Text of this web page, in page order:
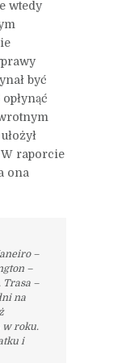
wtedy
być
W raporcie
ona
–
–
Trasa –
na
w roku.
i